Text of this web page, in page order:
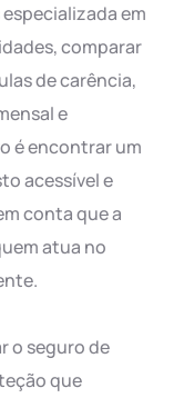
em
comparar
de carência,
e
é encontrar um
acessível e
conta que a
atua no
o seguro de
que